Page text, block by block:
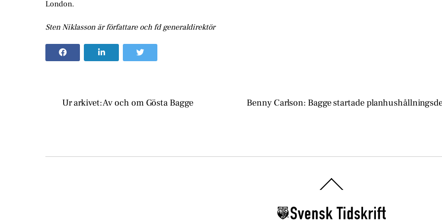
London.
Sten Niklasson är författare och fd generaldirektör
Ur arkivet: Av och om Gösta Bagge Benny Carlson: Bagge startade
To